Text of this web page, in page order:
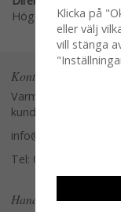
Högerklicka och
Kontakta oss
Varmt välkommen
kundtjänst.
info@glasverandan.se
Tel: 079-3495968
Handla
Klicka på
eller välj
vill stänga